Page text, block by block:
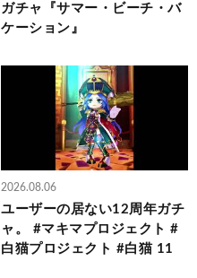
ガチャ『サマー・ビーチ・バ
ケーション』
2026.08.06
ユーザーの居ない12周年ガチ
ャ。 #マキマプロジェクト #
白猫プロジェクト #白猫 11